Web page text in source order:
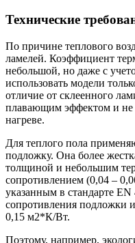
Технические
По причине теплового
ламелей. Коэффициент
небольшой, но даже с
использовать модели
отличие от склеенного
плавающим эффектом и не
нагреве.
Для теплого пола
подложку. Она более
толщиной и небольшим
сопротивлением (0,04 –
указанным в стандарте
сопротивления подложки
0,15 м2*К/Вт.
Поэтому, например,